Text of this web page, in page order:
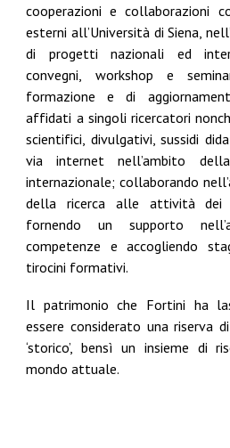
cooperazioni e collaborazioni
esterni all’Università di Siena,
di progetti nazionali ed
convegni, workshop e
formazione e di
affidati a singoli ricercatori
scientifici, divulgativi, sussidi
via internet nell’ambito
internazionale; collaborando
della ricerca alle attività dei
fornendo un supporto
competenze e accogliendo
tirocini formativi.
Il patrimonio che Fortini ha
essere considerato una riserva
‘storico’, bensì un insieme di
mondo attuale.